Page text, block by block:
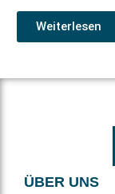
Weiterlesen
ÜBER UNS